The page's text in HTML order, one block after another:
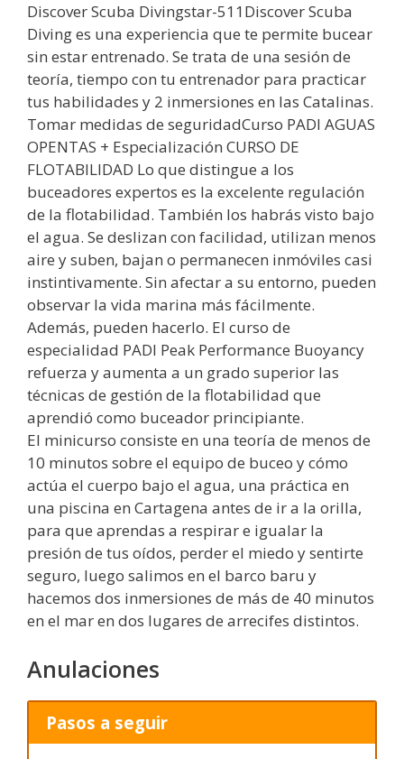
Discover Scuba Divingstar-511Discover Scuba
Diving es una experiencia que te permite bucear
sin estar entrenado. Se trata de una sesión de
teoría, tiempo con tu entrenador para practicar
tus habilidades y 2 inmersiones en las Catalinas.
Tomar medidas de seguridadCurso PADI AGUAS
OPENTAS + Especialización CURSO DE
FLOTABILIDAD Lo que distingue a los
buceadores expertos es la excelente regulación
de la flotabilidad. También los habrás visto bajo
el agua. Se deslizan con facilidad, utilizan menos
aire y suben, bajan o permanecen inmóviles casi
instintivamente. Sin afectar a su entorno, pueden
observar la vida marina más fácilmente.
Además, pueden hacerlo. El curso de
especialidad PADI Peak Performance Buoyancy
refuerza y aumenta a un grado superior las
técnicas de gestión de la flotabilidad que
aprendió como buceador principiante.
El minicurso consiste en una teoría de menos de
10 minutos sobre el equipo de buceo y cómo
actúa el cuerpo bajo el agua, una práctica en
una piscina en Cartagena antes de ir a la orilla,
para que aprendas a respirar e igualar la
presión de tus oídos, perder el miedo y sentirte
seguro, luego salimos en el barco baru y
hacemos dos inmersiones de más de 40 minutos
en el mar en dos lugares de arrecifes distintos.
Anulaciones
Pasos a seguir